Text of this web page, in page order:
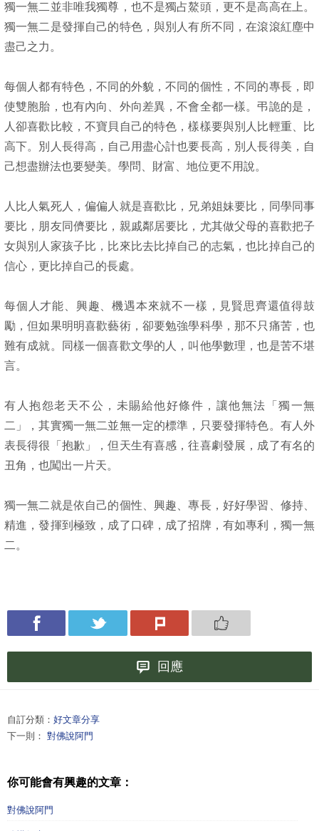
獨一無二並非唯我獨尊，也不是獨占鰲頭，更不是高高在上。
獨一無二是發揮自己的特色，與別人有所不同，在滾滾紅塵中
盡己之力。
每個人都有特色，不同的外貌，不同的個性，不同的專長，即
使雙胞胎，也有內向、外向差異，不會全都一樣。弔詭的是，
人卻喜歡比較，不寶貝自己的特色，樣樣要與別人比輕重、比
高下。別人長得高，自己用盡心計也要長高，別人長得美，自
己想盡辦法也要變美。學問、財富、地位更不用說。
人比人氣死人，偏偏人就是喜歡比，兄弟姐妹要比，同學同事
要比，朋友同儕要比，親戚鄰居要比，尤其做父母的喜歡把子
女與別人家孩子比，比來比去比掉自己的志氣，也比掉自己的
信心，更比掉自己的長處。
每個人才能、興趣、機遇本來就不一樣，見賢思齊還值得鼓
勵，但如果明明喜歡藝術，卻要勉強學科學，那不只痛苦，也
難有成就。同樣一個喜歡文學的人，叫他學數理，也是苦不堪
言。
有人抱怨老天不公，未賜給他好條件，讓他無法「獨一無
二」，其實獨一無二並無一定的標準，只要發揮特色。有人外
表長得很「抱歉」，但天生有喜感，往喜劇發展，成了有名的
丑角，也闖出一片天。
獨一無二就是依自己的個性、興趣、專長，好好學習、修持、
精進，發揮到極致，成了口碑，成了招牌，有如專利，獨一無
二。
回應
自訂分類： 好文章分享
下一則： 對佛說阿門
你可能會有興趣的文章：
對佛說阿門